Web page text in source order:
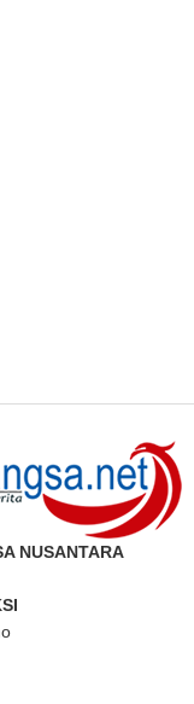
NUSANTARA